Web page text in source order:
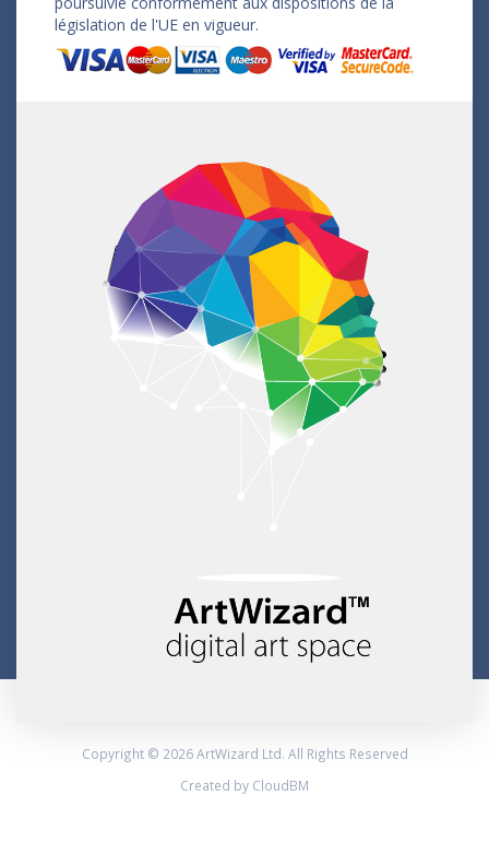
législation de l'UE en vigueur.
Copyright © 2026 ArtWizard Ltd. All Rights Reserved
Created by CloudBM